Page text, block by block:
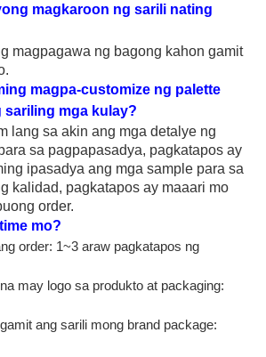
magkaroon ng sarili nating
magpagawa ng bagong kahon gamit
magpa-customize ng palette
sariling mga kulay?
lang sa akin ang mga detalye ng
sa pagpapasadya, pagkatapos ay
ipasadya ang mga sample para sa
kalidad, pagkatapos ay maaari mo
order.
mo?
order: 1~3 araw pagkatapos ng
may logo sa produkto at packaging:
ang sarili mong brand package: